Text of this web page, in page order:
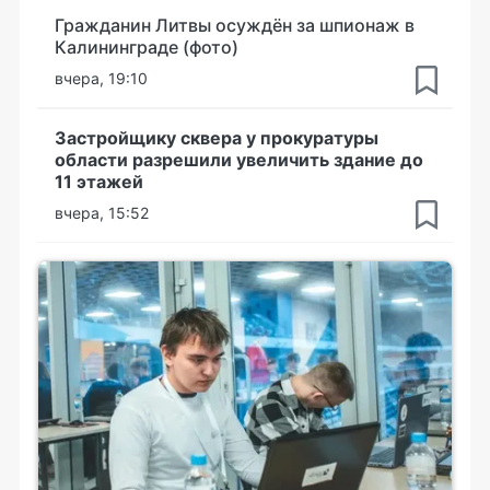
Гражданин Литвы осуждён за шпионаж в
Калининграде (фото)
вчера, 19:10
Застройщику сквера у прокуратуры
области разрешили увеличить здание до
11 этажей
вчера, 15:52